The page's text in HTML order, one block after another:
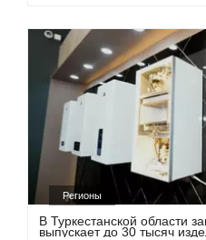
Регионы
В Туркестанской области
выпускает до 30 тысяч